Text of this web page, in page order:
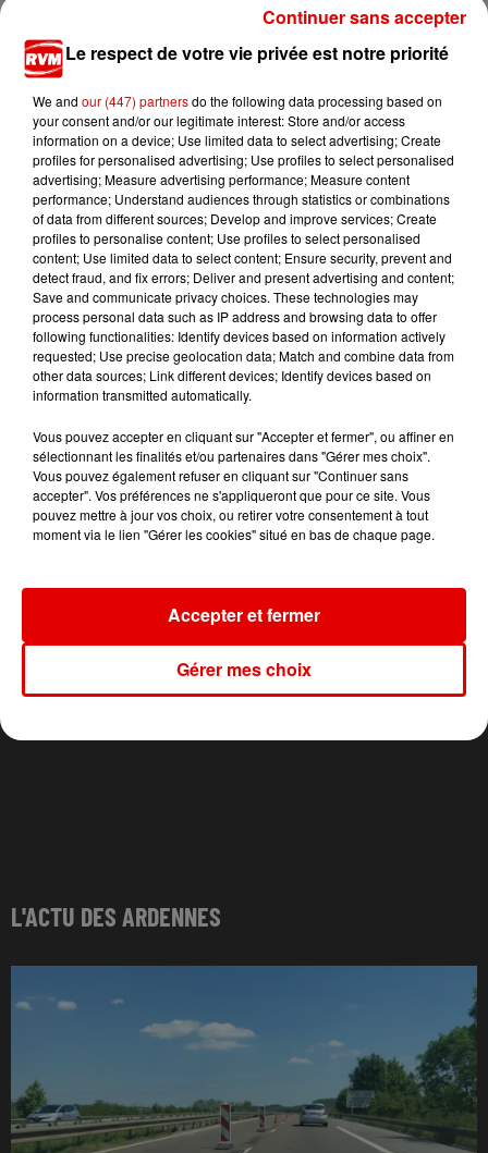
Ardennes - Woinic, le plus grand sanglier du
monde, fête ses 18 ans
TITRES DIFFUSÉS
20h13
20h13
LA PETITE CULOTTE
Cantalo
20h09
20h09
EVELYN THOMAS
High Energy
20h06
20h06
ELLIOTT
La Camisa Negra
L'ACTU DES ARDENNES
Le respect de votre vie privée est notre priorité
We and our (447) partnersdo the following data processing based on
your consent and/or our legitimate interest: Store and/or access
information on a device; Use limited data to select advertising; Create
profiles for personalised advertising; Use profiles to select personalised
advertising; Measure advertising performance; Measure content
performance; Understand audiences through statistics or combinations
of data from different sources; Develop and improve services; Create
profiles to personalise content; Use profiles to select personalised
content; Use limited data to select content; Ensure security, prevent and
detect fraud, and fix errors; Deliver and present advertising and content;
Save and communicate privacy choices. These technologies may
process personal data such as IP address and browsing data to offer
following functionalities: Identify devices based on information actively
requested; Use precise geolocation data; Match and combine data from
other data sources; Link different devices; Identify devices based on
information transmitted automatically.
Vous pouvez accepter en cliquant sur "Accepter et fermer", ou affiner en
sélectionnant les finalités et/ou partenaires dans "Gérer mes choix".
Vous pouvez également refuser en cliquant sur "Continuer sans
accepter". Vos préférences ne s'appliqueront que pour ce site. Vous
pouvez mettre à jour vos choix, ou retirer votre consentement à tout
moment via le lien "Gérer les cookies" situé en bas de chaque page.
Gérer mes choix
Accepter et fermer
Continuer sans accepter